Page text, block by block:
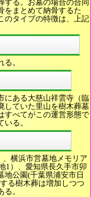
する。お墓の場合の合同
をまとめて納骨するた
のタイプの特徴は、上記
。
にある大慈山祥雲寺（臨
していた里山を樹木葬墓
すべてがこの運営形態で
る。
横浜市営墓地メモリア
1）、愛知県長久手市卯
地公園(千葉県浦安市日
る樹木葬は増加しつつ
。